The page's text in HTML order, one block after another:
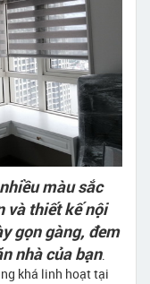
màu sắc
và thiết kế nội
gọn gàng, đem
nhà của bạn.
khá linh hoạt tại